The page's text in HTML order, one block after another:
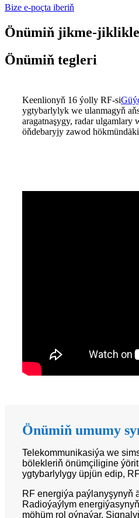
Bize e-poçta iberiň
Önümiň jikme-
Önümiň tegleri
Keenlionyň 16 ýolly RF-si
ygtybarlylyk we ulanmagyň
aragatnaşygy, radar
öňdebaryjy zawod
Önümiň umumy
Telekommunikasiýa we
bölekleriň önümçiligine
ygtybarlylygy üpjün edip,
RF energiýa paýlanyşynyň
Radioýaýlym
möhüm rol oýnaýar.